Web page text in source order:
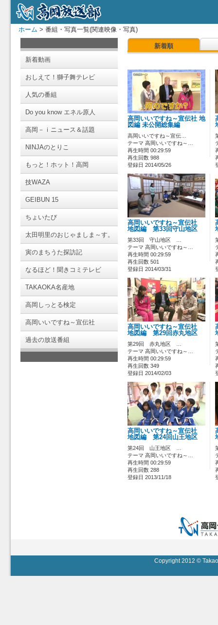
ホーム > 番組・写真一覧(関連映像・写真)
新着動画
おしえて！獅子舞テレビ
人気の番組
Do you know エネル原人
高岡－ｉニュース＆話題
NINJAのとりこ
もっと！ホット！高岡
技WAZA
GEIBUN 15
ちょいたび
太田明里のおじゃましま～す。
寅のまちうた探訪記
なるほど！聞きコミテレビ
TAKAOKA名産地
高岡しっとる検定
高岡いいですね～宣伝社
過去の放送番組
新着順
高岡いいですね～宣伝社 地
図編 未公開総集編
高岡いいですね～宣伝…
テーマ 高岡いいですね～…
再生時間 00:29:59
再生回数 988
登録日 2014/05/26
高岡いいですね～宣伝社
地図編 第33回守山地区
第33回 守山地区 …
テーマ 高岡いいですね～…
再生時間 00:29:59
再生回数 501
登録日 2014/03/31
高岡いいですね～宣伝社
地図編 第29回赤丸地区
第29回 赤丸地区 …
テーマ 高岡いいですね～…
再生時間 00:29:59
再生回数 349
登録日 2014/02/03
高岡いいですね～宣伝社
地図編 第24回山王地区
第24回 山王地区 …
テーマ 高岡いいですね～…
再生時間 00:29:59
再生回数 288
登録日 2013/11/18
Copyright 2012 ©